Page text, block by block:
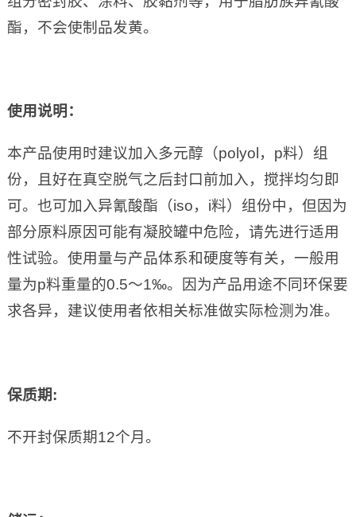
酯，不会使制品发黄。
使用说明：
本产品使用时建议加入多元醇（polyol，p料）组
份，且好在真空脱气之后封口前加入，搅拌均匀即
可。也可加入异氰酸酯（iso，i料）组份中，但因为
部分原料原因可能有凝胶罐中危险，请先进行适用
性试验。使用量与产品体系和硬度等有关，一般用
量为p料重量的0.5～1‰。因为产品用途不同环保要
求各异，建议使用者依相关标准做实际检测为准。
保质期:
不开封保质期12个月。